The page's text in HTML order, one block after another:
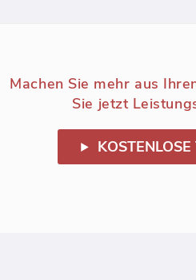
Machen Sie mehr aus
Sie jetzt